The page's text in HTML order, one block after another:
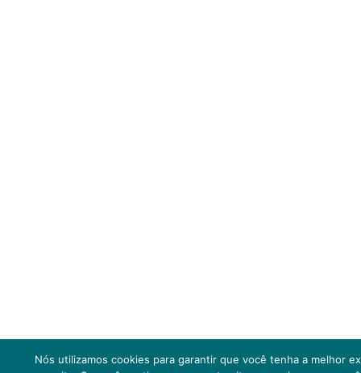
Nós utilizamos cookies para garantir que você tenha a melhor